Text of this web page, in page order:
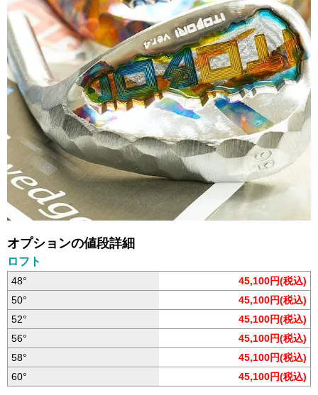
オプションの値段詳細
ロフト
48°
45,100円(税込)
50°
45,100円(税込)
52°
45,100円(税込)
56°
45,100円(税込)
58°
45,100円(税込)
60°
45,100円(税込)